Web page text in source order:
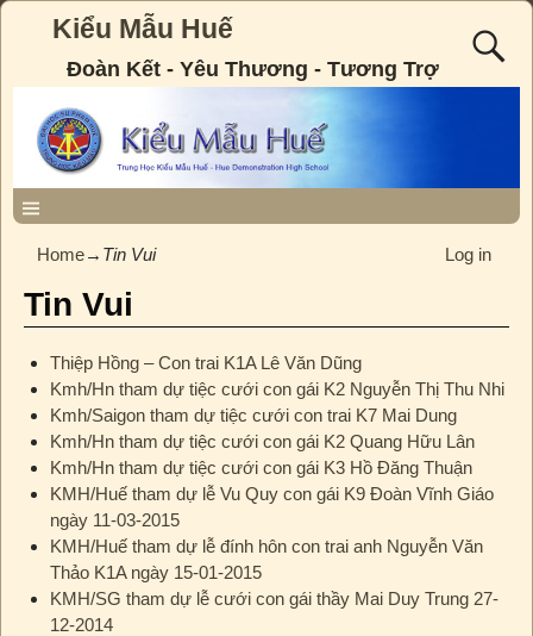
Kiểu Mẫu Huế
Đoàn Kết - Yêu Thương - Tương Trợ
Home→ Tin Vui Log in
Tin Vui
Thiệp Hồng – Con trai K1A Lê Văn Dũng
Kmh/Hn tham dự tiệc cưới con gái K2 Nguyễn Thị Thu Nhi
Kmh/Saigon tham dự tiệc cưới con trai K7 Mai Dung
Kmh/Hn tham dự tiệc cưới con gái K2 Quang Hữu Lân
Kmh/Hn tham dự tiệc cưới con gái K3 Hồ Đăng Thuận
KMH/Huế tham dự lễ Vu Quy con gái K9 Đoàn Vĩnh Giáo
ngày 11-03-2015
KMH/Huế tham dự lễ đính hôn con trai anh Nguyễn Văn
Thảo K1A ngày 15-01-2015
KMH/SG tham dự lễ cưới con gái thầy Mai Duy Trung 27-
12-2014